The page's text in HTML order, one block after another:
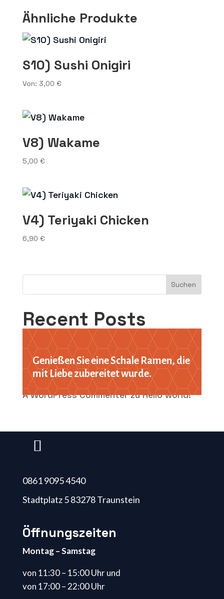
Ähnliche Produkte
S10) Sushi Onigiri
Von: 3,00 €
V8) Wakame
5,00 €
V4) Teriyaki Chicken
6,90 €
Suchen
Recent Posts
Hello world!
Recent Comments
A WordPress CommenterzuHello world!
Genießen Sie eine Schale Ramen, die
mit Liebe zubereitet wurde.
0861 9095 4540
Stadtplatz 5 83278 Traunstein
Öffnungszeiten
Montag – Samstag
von 11:30 – 15:00 Uhr und
von 17:00 – 22:00 Uhr